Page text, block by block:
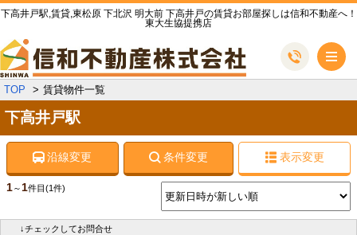
下高井戸駅,賃貸,東松原 下北沢 明大前 下高井戸の賃貸お部屋探しは信和不動産へ！
東大生協提携店
TOP 賃貸物件一覧
下高井戸駅
沿線変更 条件変更 表示変更
1～1件目 (1件)
↓チェックしてお問合せ